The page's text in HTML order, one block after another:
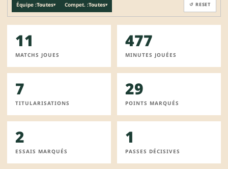
Équipe :Toutes▾ Compet. :Toutes▾ ↺ RESET
11
MATCHS JOUES
477
MINUTES JOUÉES
7
TITULARISATIONS
29
POINTS MARQUÉS
2
ESSAIS MARQUÉS
1
PASSES DÉCISIVES